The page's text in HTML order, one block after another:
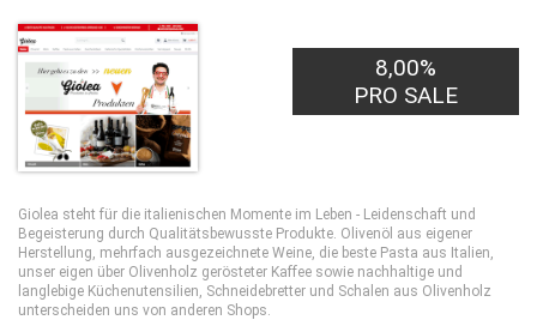
8,00%
PRO SALE
Giolea steht für die italienischen Momente im Leben - Leidenschaft und
Begeisterung durch Qualitätsbewusste Produkte. Olivenöl aus eigener
Herstellung, mehrfach ausgezeichnete Weine, die beste Pasta aus Italien,
unser eigen über Olivenholz gerösteter Kaffee sowie nachhaltige und
langlebige Küchenutensilien, Schneidebretter und Schalen aus Olivenholz
unterscheiden uns von anderen Shops.